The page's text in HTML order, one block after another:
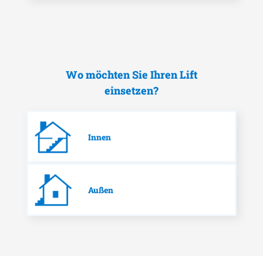
Wo möchten Sie Ihren Lift
einsetzen?
Innen
Außen